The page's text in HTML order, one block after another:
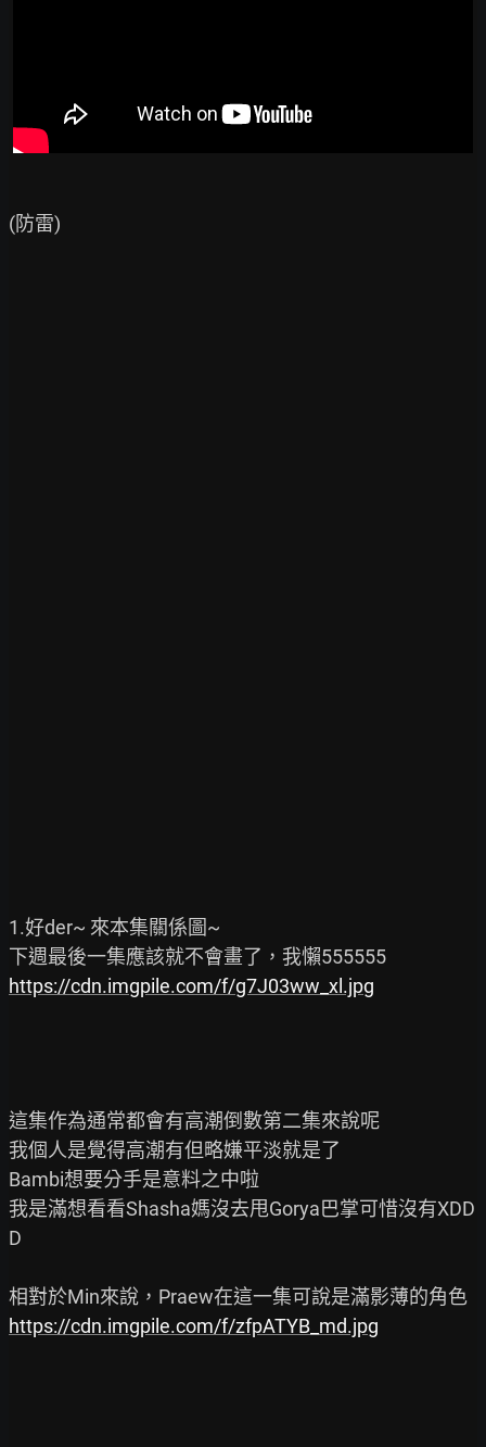
(防雷)
1.好der~ 來本集關係圖~
https://cdn.imgpile.com/f/g7J03ww_xl.jpg
這集作為通常都會有高潮倒數第二集來說呢
我個人是覺得高潮有但略嫌平淡就是了
Bambi想要分手是意料之中啦
我是滿想看看Shasha媽沒去甩Gorya巴掌可惜沒有XDD
D
https://cdn.imgpile.com/f/zfpATYB_md.jpg